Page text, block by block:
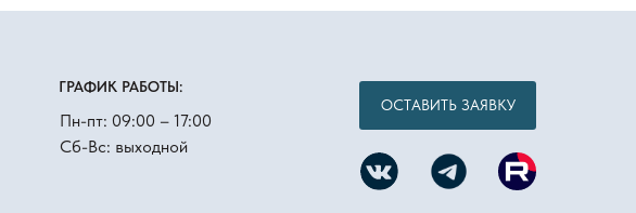
Пн-пт: 09:00 – 17:00
Сб-Вс: выходной
ОСТАВИТЬ ЗАЯВКУ
ГРАФИК РАБОТЫ: